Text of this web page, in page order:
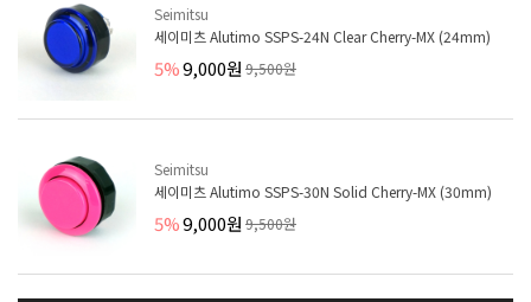
Seimitsu
세이미츠 Alutimo SSPS-24N Clear Cherry-MX (24mm)
5%9,000원 9,500원
Seimitsu
세이미츠 Alutimo SSPS-30N Solid Cherry-MX (30mm)
5%9,000원 9,500원